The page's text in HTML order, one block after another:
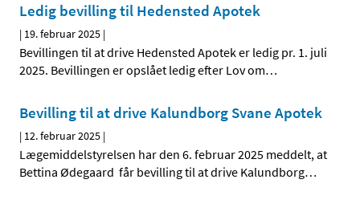
Ledig bevilling til Hedensted Apotek
| 19. februar 2025 |
Bevillingen til at drive Hedensted Apotek er ledig pr. 1. juli
2025. Bevillingen er opslået ledig efter Lov om…
Bevilling til at drive Kalundborg Svane Apotek
| 12. februar 2025 |
Lægemiddelstyrelsen har den 6. februar 2025 meddelt, at
Bettina Ødegaard får bevilling til at drive Kalundborg…